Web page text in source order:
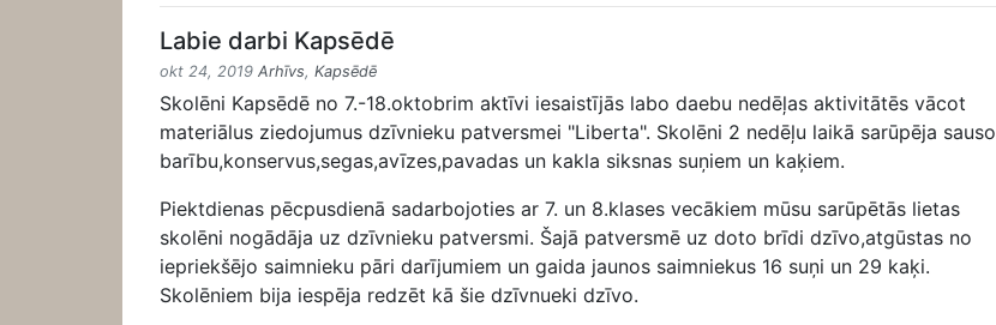
Labie darbi Kapsēdē
okt 24, 2019 Arhīvs, Kapsēdē
Skolēni Kapsēdē no 7.-18.oktobrim aktīvi iesaistījās labo daebu nedēļas aktivitātēs vācot
materiālus ziedojumus dzīvnieku patversmei "Liberta". Skolēni 2 nedēļu laikā sarūpēja sauso
barību,konservus,segas,avīzes,pavadas un kakla siksnas suņiem un kaķiem.
Piektdienas pēcpusdienā sadarbojoties ar 7. un 8.klases vecākiem mūsu sarūpētās lietas
skolēni nogādāja uz dzīvnieku patversmi. Šajā patversmē uz doto brīdi dzīvo,atgūstas no
iepriekšējo saimnieku pāri darījumiem un gaida jaunos saimniekus 16 suņi un 29 kaķi.
Skolēniem bija iespēja redzēt kā šie dzīvnueki dzīvo.